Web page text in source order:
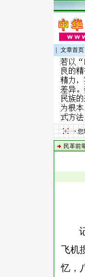
文章首页
您
民革前
飞机
忆，